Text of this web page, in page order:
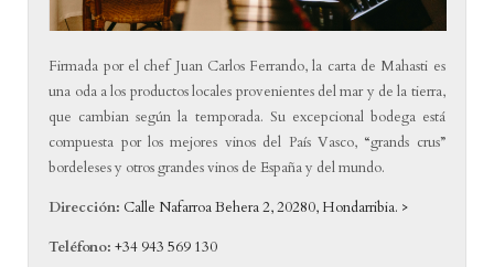
Firmada por el chef Juan Carlos Ferrando, la carta de Mahasti es
una oda a los productos locales provenientes del mar y de la tierra,
que cambian según la temporada. Su excepcional bodega está
compuesta por los mejores vinos del País Vasco, “grands crus”
bordeleses y otros grandes vinos de España y del mundo.
Dirección: Calle Nafarroa Behera 2, 20280, Hondarribia. >
Teléfono:+34 943 569 130